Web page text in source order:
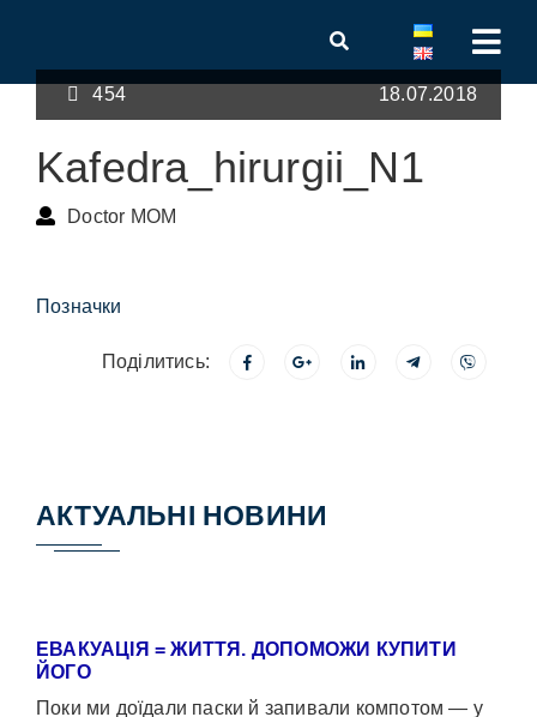
454 18.07.2018
Kafedra_hirurgii_N1
Doctor MOM
Позначки
Поділитись:
АКТУАЛЬНІ НОВИНИ
ЕВАКУАЦІЯ = ЖИТТЯ. ДОПОМОЖИ КУПИТИ
ЙОГО
Поки ми доїдали паски й запивали компотом — у